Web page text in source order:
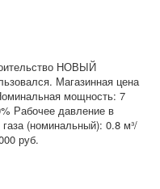
НОВЫЙ
Магазинная цена
мощность: 7
Рабочее давление в
(номинальный): 0.8 м³/
руб.